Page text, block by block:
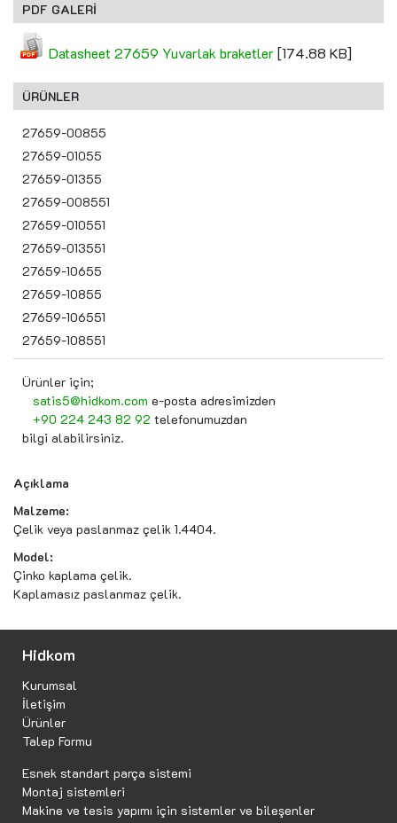
PDF GALERİ
Datasheet 27659 Yuvarlak braketler[174.88 KB]
ÜRÜNLER
27659-00855
27659-01055
27659-01355
27659-008551
27659-010551
27659-013551
27659-10655
27659-10855
27659-106551
27659-108551
Ürünler için;
satis5@hidkom.com e-posta adresimizden
+90 224 243 82 92 telefonumuzdan
bilgi alabilirsiniz.
Açıklama
Malzeme:
Çelik veya paslanmaz çelik 1.4404.
Model:
Çinko kaplama çelik.
Kaplamasız paslanmaz çelik.
Hidkom
Kurumsal
İletişim
Ürünler
Talep Formu
Esnek standart parça sistemi
Montaj sistemleri
Makine ve tesis yapımı için sistemler ve bileşenler